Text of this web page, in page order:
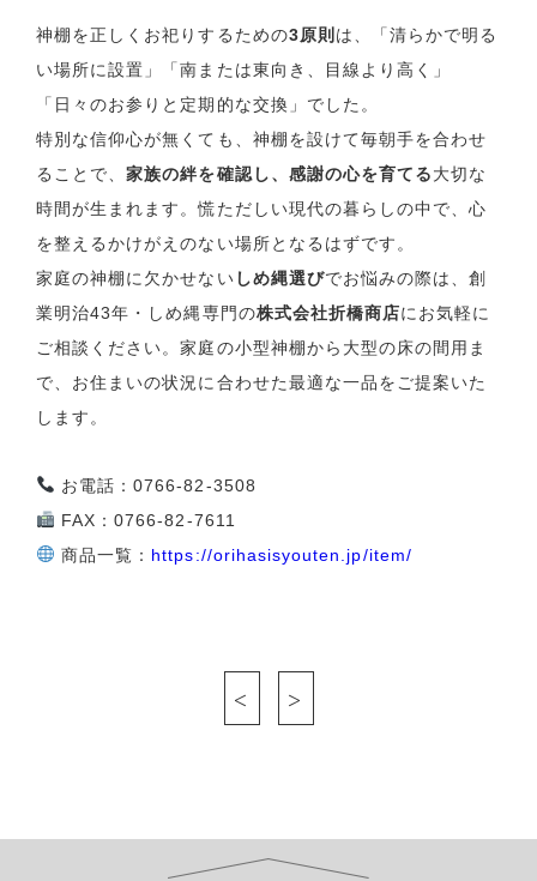
神棚を正しくお祀りするための3原則 は、「清らかで明る
い場所に設置」「南または東向き、目線より高く」
「日々のお参りと定期的な交換」でした。
特別な信仰心が無くても、神棚を設けて毎朝手を合わせ
ることで、家族の絆を確認し、感謝の心を育てる大切な
時間が生まれます。慌ただしい現代の暮らしの中で、心
を整えるかけがえのない場所となるはずです。
家庭の神棚に欠かせない しめ縄選びでお悩みの際は、創
業明治43年・しめ縄専門の株式会社折橋商店にお気軽に
ご相談ください。家庭の小型神棚から大型の床の間用ま
で、お住まいの状況に合わせた最適な一品をご提案いた
します。
お電話：0766-82-3508
FAX：0766-82-7611
商品一覧： https://orihasisyouten.jp/item/
< >